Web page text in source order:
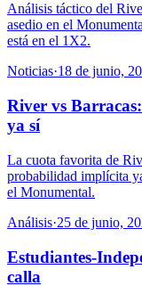
Análisis táctico del
asedio en el
está en el 1X2.
Noticias·18 de junio,
River vs
ya sí
La cuota favorita de
probabilidad implícita
el Monumental.
Análisis·25 de junio,
Estudiantes-
calla